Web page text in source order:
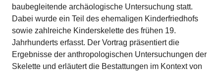
baubegleitende archäologische Untersuchung statt.
Dabei wurde ein Teil des ehemaligen Kinderfriedhofs
sowie zahlreiche Kinderskelette des frühen 19.
Jahrhunderts erfasst. Der Vortrag präsentiert die
Ergebnisse der anthropologischen Untersuchungen der
Skelette und erläutert die Bestattungen im Kontext von